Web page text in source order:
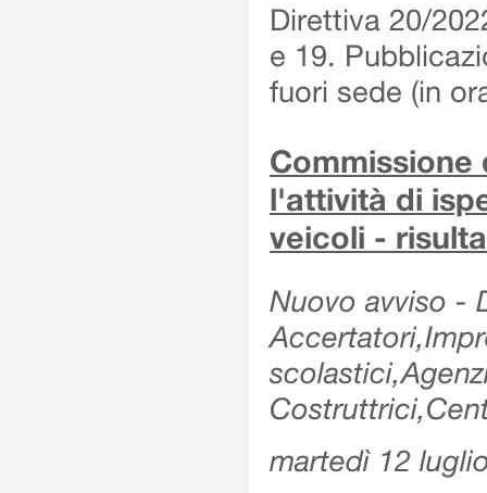
Direttiva 20/
e 19.
fuori sede (in
l'attività di
veicoli -
Nuovo avviso -
martedì 12